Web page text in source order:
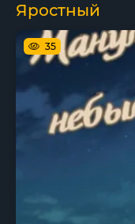
Яростный
35